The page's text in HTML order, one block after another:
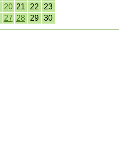
20 21 22
23
27 28 29 30